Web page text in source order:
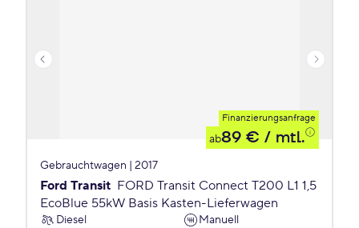
Finanzierungsanfrage
ab89 € / mtl.
Gebrauchtwagen | 2017
Ford Transit FORD Transit Connect T200 L1 1,5
EcoBlue 55kW Basis Kasten-Lieferwagen
Diesel
Manuell